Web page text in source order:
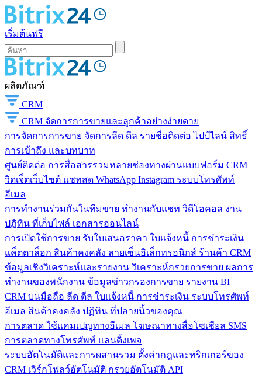
เริ่มต้นฟรี
ผลิตภัณฑ์
CRM
CRM จัดการการขายและลูกค้าอย่างง่ายดาย
การจัดการการขาย จัดการลีด ดีล รายชื่อติดต่อ ไปป์ไลน์ สิทธิ์
การเข้าถึง และบทบาท
ศูนย์ติดต่อ การสื่อสารรวมหลายช่องทางผ่านแบบฟอร์ม CRM
วิดเจ็ตเว็บไซต์ แชทสด WhatsApp Instagram ระบบโทรศัพท์
อีเมล
การทำงานร่วมกันในทีมขาย ทำงานกับแชท วิดีโอคอล งาน
ปฏิทิน ที่เก็บไฟล์ เอกสารออนไลน์
การเปิดใช้การขาย รับใบเสนอราคา ใบแจ้งหนี้ การชำระเงิน
แค็ตตาล็อก สินค้าคงคลัง ลายเซ็นอิเล็กทรอนิกส์ ร้านค้า CRM
ข้อมูลเชิงวิเคราะห์และรายงาน วิเคราะห์กรวยการขาย ผลการ
ทำงานของพนักงาน ข้อมูลข่าวกรองการขาย รายงาน BI
CRM บนมือถือ ลีด ดีล ใบแจ้งหนี้ การชำระเงิน ระบบโทรศัพท์
อีเมล สินค้าคงคลัง ปฏิทิน ที่ปลายนิ้วของคุณ
การตลาด ใช้แคมเปญทางอีเมล โฆษณาทางสื่อโซเชียล SMS
การตลาดทางโทรศัพท์ แลนดิ้งเพจ
ระบบอัตโนมัติและการผสานรวม ตั้งค่ากฎและทริกเกอร์ของ
CRM เวิร์กโฟลว์อัตโนมัติ กรวยอัตโนมัติ API